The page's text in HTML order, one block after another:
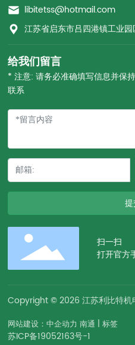
libitetss@hotmail.com
江苏省启东市吕四港镇工业园
给我们留言
* 注意: 请务必准确填写信息并保
联系
扫一扫
打开官方
Copyright © 2026 江苏利比特机
网站建设：中企动力 南通 |标签
苏ICP备19052163号-1